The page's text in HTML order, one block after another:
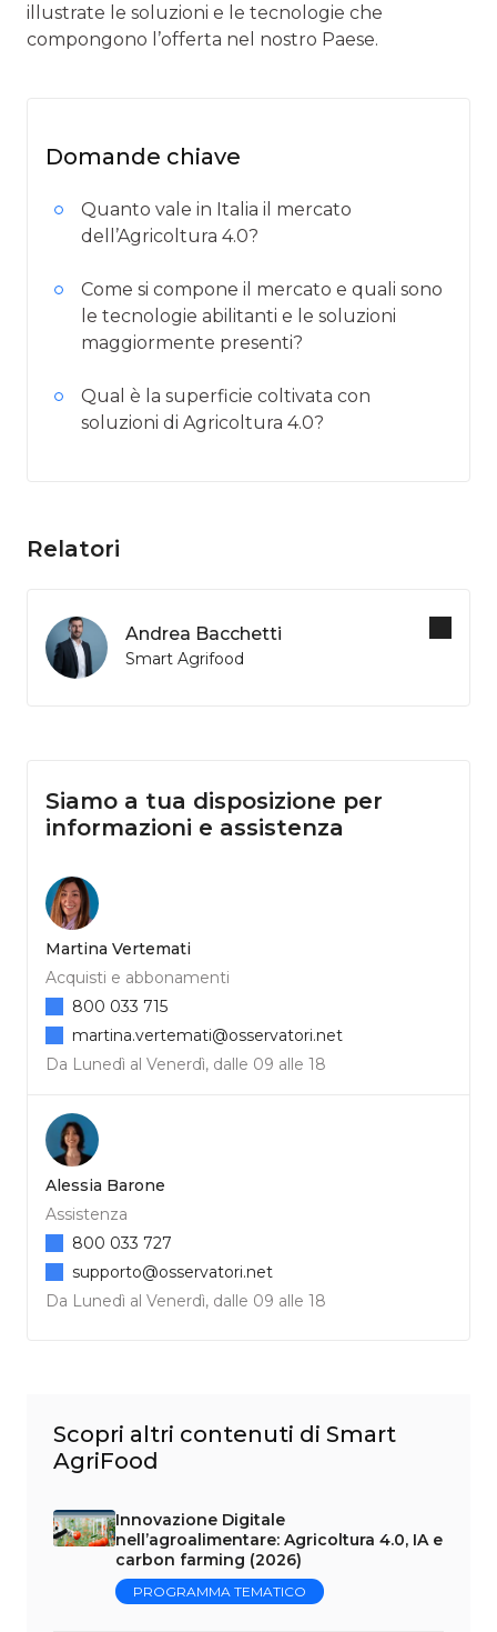
illustrate le soluzioni e le tecnologie che
compongono l’offerta nel nostro Paese.
Domande chiave
Quanto vale in Italia il mercato
dell’Agricoltura 4.0?
Come si compone il mercato e quali sono
le tecnologie abilitanti e le soluzioni
maggiormente presenti?
Qual è la superficie coltivata con
soluzioni di Agricoltura 4.0?
Relatori
Andrea Bacchetti
Smart Agrifood
Siamo a tua disposizione per
informazioni e assistenza
Martina Vertemati
Acquisti e abbonamenti
Da Lunedì al Venerdì, dalle 09 alle 18
800 033 715
martina.vertemati@osservatori.net
Alessia Barone
Assistenza
Da Lunedì al Venerdì, dalle 09 alle 18
800 033 727
supporto@osservatori.net
Scopri altri contenuti di Smart
AgriFood
Innovazione Digitale
nell’agroalimentare: Agricoltura 4.0, IA e
carbon farming (2026)
PROGRAMMA TEMATICO